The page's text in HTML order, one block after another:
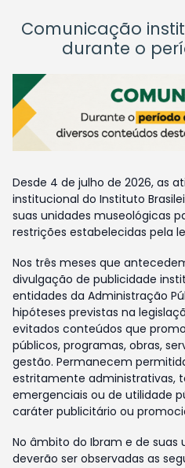
Comunicação
durante o
Desde 4 de julho de 2026, as
institucional do Instituto
suas unidades museológicas
restrições estabelecidas pela
Nos três meses que
divulgação de publicidade
entidades da Administração
hipóteses previstas na
evitados conteúdos que
públicos, programas, obras,
gestão. Permanecem
estritamente administrativas,
emergenciais ou de utilidade
caráter publicitário ou
No âmbito do Ibram e de suas
deverão ser observadas as